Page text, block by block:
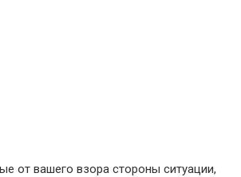
от вашего взора стороны ситуации,